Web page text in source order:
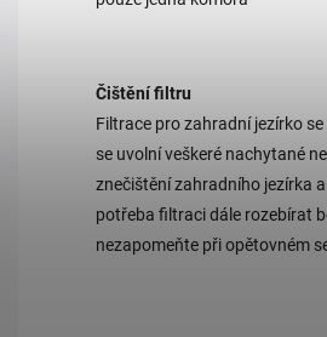
Čištění filtru
Filtrace pro zahradní jezírko
se uvolní veškeré nachytané
znečištění zahradního jezírka
potřeba filtraci dále rozebírat
nezapomeňte při opětovném